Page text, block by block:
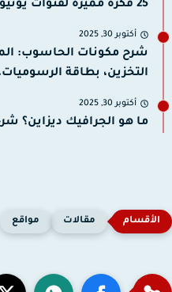
أكتوبر 30, 2025
شرح مكونات الحاسوب:
التخزين، بطاقة الرسوميات،
أكتوبر 30, 2025
ما هو الجرافيك ديزاين؟
مقالات مواقع